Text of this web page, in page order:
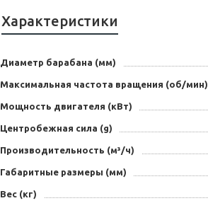
Характеристики
Диаметр барабана (мм)
Максимальная частота вращения (об/мин)
Мощность двигателя (кВт)
Центробежная сила (g)
Производительность (м³/ч)
Габаритные размеры (мм)
Вес (кг)